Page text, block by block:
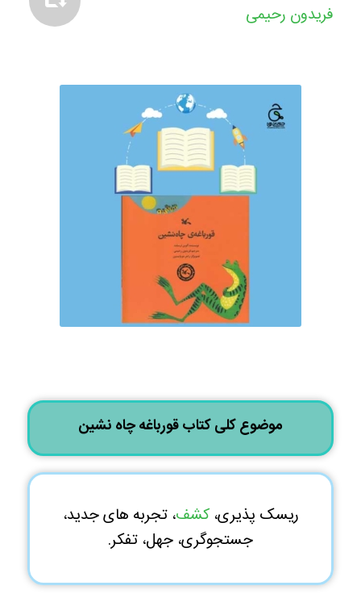
فریدون رحیمی
موضوع کلی کتاب قورباغه چاه نشین
ریسک پذیری،کشف، تجربه های جدید،
جستجوگری، جهل، تفکر.